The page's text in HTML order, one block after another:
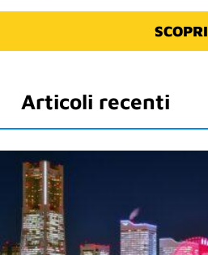
SCOPRI
Articoli recenti